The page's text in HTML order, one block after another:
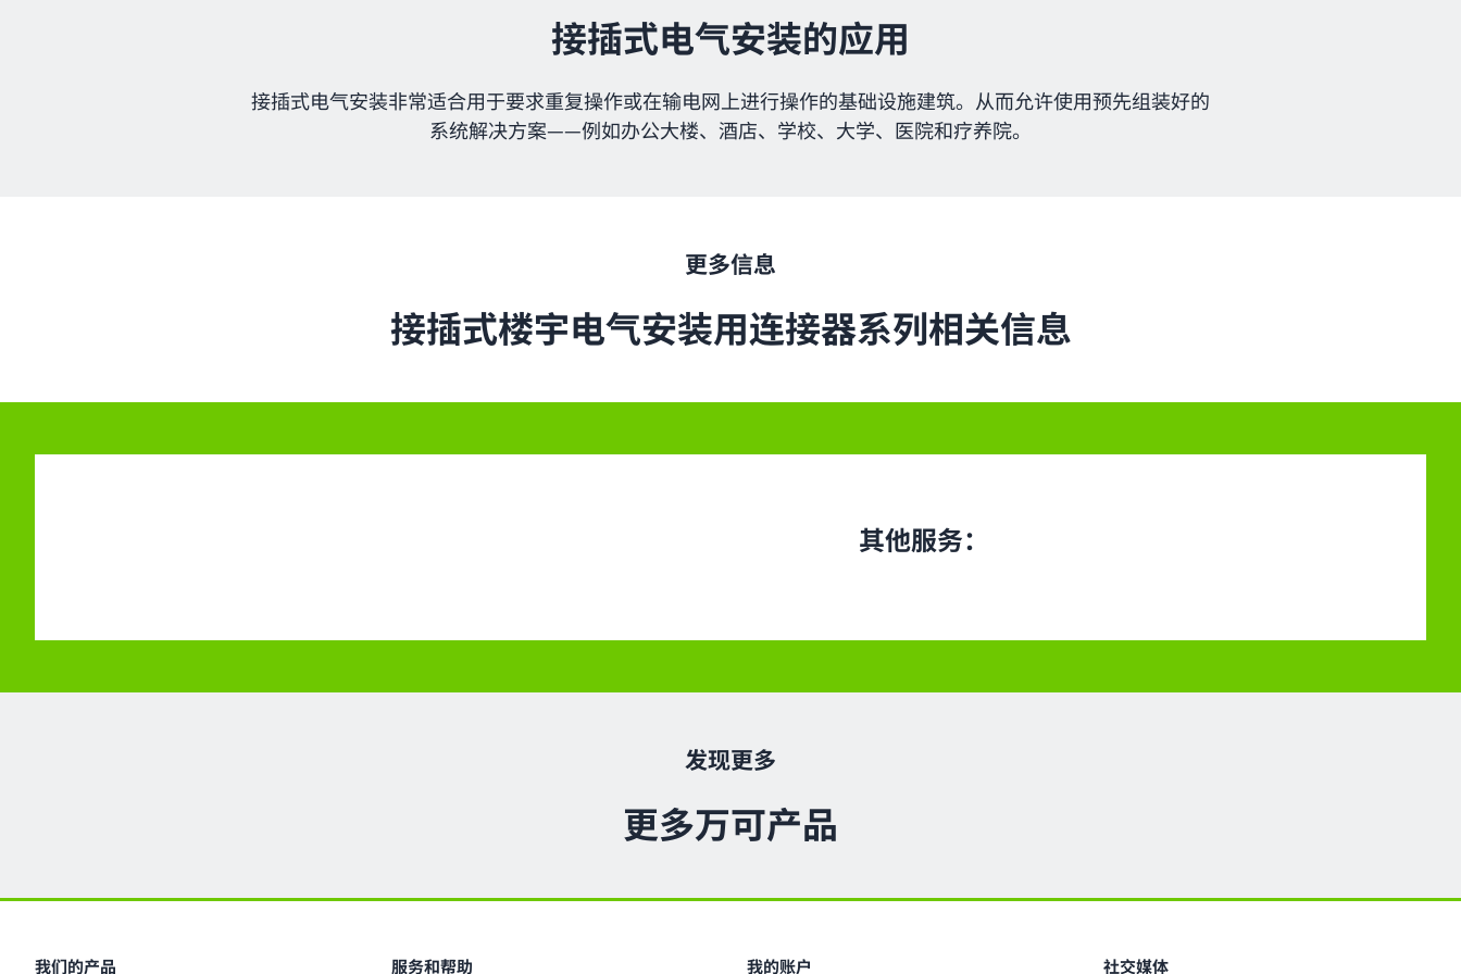
接插式电气安装的应用
接插式电气安装非常适合用于要求重复操作或在输电网上进行操作的基础设施建筑。从而允许使用预先组装好的
系统解决方案——例如办公大楼、酒店、学校、大学、医院和疗养院。
更多信息
接插式楼宇电气安装用连接器系列相关信息
其他服务：
发现更多
更多万可产品
我们的产品 服务和帮助 我的账户 社交媒体